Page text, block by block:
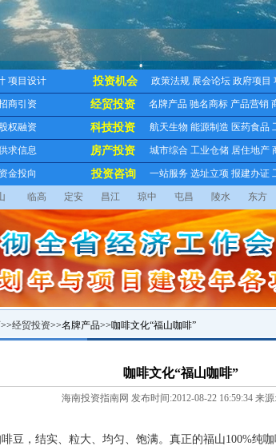
项目设计 投资机会 政策法规 展会论坛 政府项目
商引资 经贸投资 名牌产品 驰名商标 产品营销
股权融资 科技投资 航天生物 能源制造 医药食品
求信息 房产投资 城市综合 工业仓储 居住地产
资金投向 投资咨询 一站服务 选址立项 报建办证
临高 定安 昌江 琼中 屯昌 陵水 东方
>>经贸投资>>名牌产品>>咖啡文化“福山咖啡”
咖啡文化“福山咖啡”
海南投资指南网 发布时间:2012-08-22 16:59:34 来
，结实、粒大、均匀、饱满。真正的福山100%纯咖